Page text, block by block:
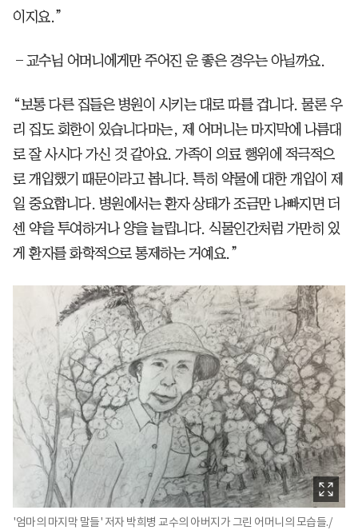
이지요.”
―교수님 어머니에게만 주어진 운 좋은 경우는 아닐까요.
“보통 다른 집들은 병원이 시키는 대로 따를 겁니다. 물론 우
리 집도 회한이 있습니다마는, 제 어머니는 마지막에 나름대
로 잘 사시다 가신 것 같아요. 가족이 의료 행위에 적극적으
로 개입했기 때문이라고 봅니다. 특히 약물에 대한 개입이 제
일 중요합니다. 병원에서는 환자 상태가 조금만 나빠지면 더
센 약을 투여하거나 양을 늘립니다. 식물인간처럼 가만히 있
게 환자를 화학적으로 통제하는 거예요.”
'엄마의 마지막 말들' 저자 박희병 교수의 아버지가 그린 어머니의 모습들./